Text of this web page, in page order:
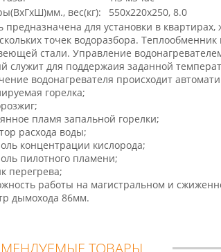
вес(кг):
550х220х250, 8.0
предназначена для установки в
точек водоразбора.
стали. Управление
служит для поддержаия заданной
водонагревателя происходит
горелка;
пламя запальной горелки;
расхода воды;
концентрации кислорода;
пилотного пламени;
перегрева;
работы на магистральном и
дымохода 86мм.
ТОВАРЫ